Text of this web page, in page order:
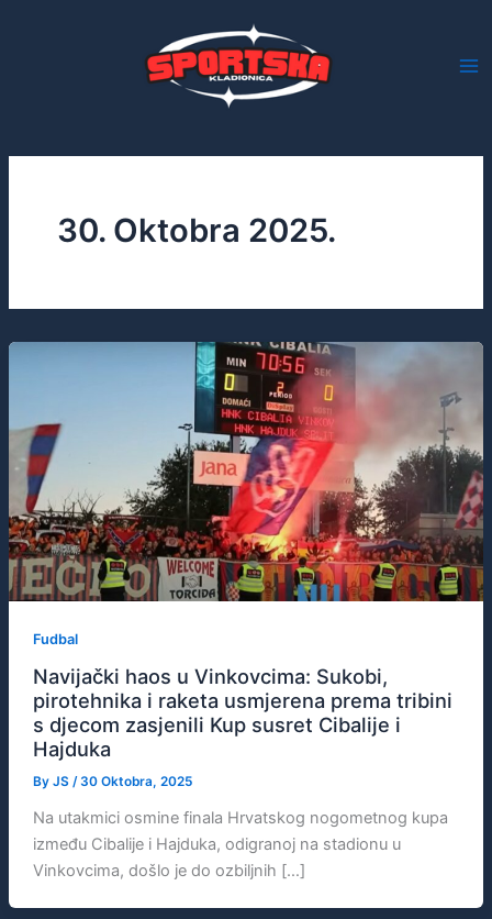
30. Oktobra 2025.
Fudbal
Navijački haos u Vinkovcima: Sukobi,
pirotehnika i raketa usmjerena prema tribini
s djecom zasjenili Kup susret Cibalije i
Hajduka
By JS /30 Oktobra, 2025
Na utakmici osmine finala Hrvatskog nogometnog kupa
između Cibalije i Hajduka, odigranoj na stadionu u
Vinkovcima, došlo je do ozbiljnih […]